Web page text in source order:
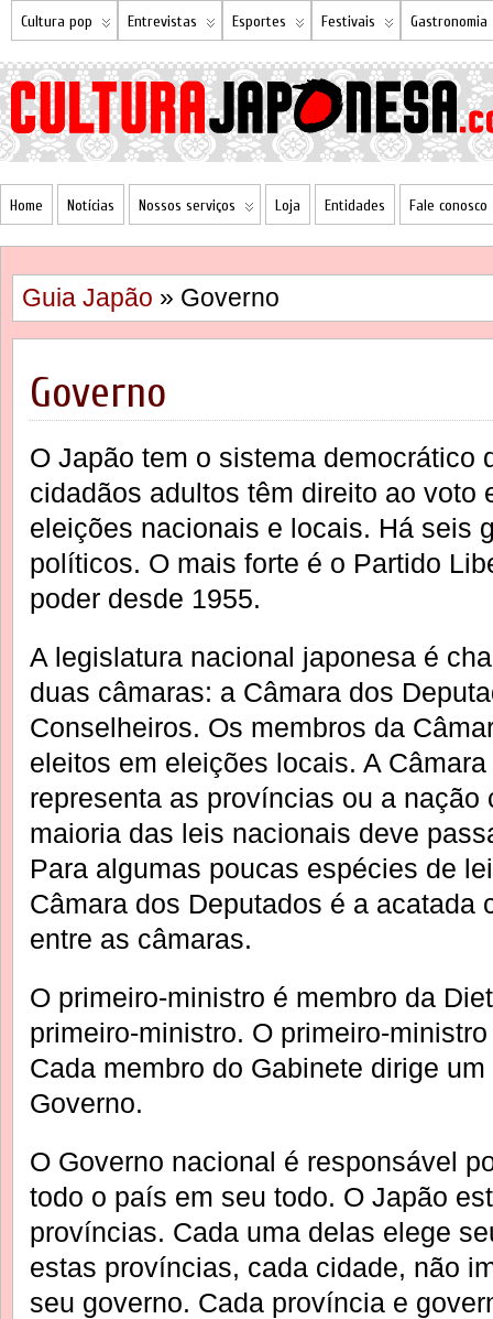
Cultura pop Entrevistas Esportes Festivais Gastronomia
Home Notícias Nossos serviços Loja Entidades Fale conosco
Guia Japão » Governo
Governo
O Japão tem o sistema democrático
cidadãos adultos têm direito ao voto
eleições nacionais e locais. Há seis
políticos. O mais forte é o Partido
poder desde 1955.
A legislatura nacional japonesa é
duas câmaras: a Câmara dos
Conselheiros. Os membros da
eleitos em eleições locais. A
representa as províncias ou a nação
maioria das leis nacionais deve
Para algumas poucas espécies de
Câmara dos Deputados é a acatada
entre as câmaras.
O primeiro-ministro é membro da
primeiro-ministro. O primeiro-
Cada membro do Gabinete dirige
Governo.
O Governo nacional é responsável
todo o país em seu todo. O Japão
províncias. Cada uma delas elege
estas províncias, cada cidade, não
seu governo. Cada província e